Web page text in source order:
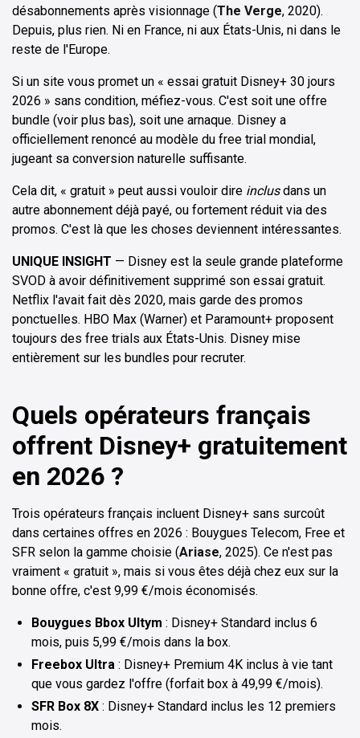
désabonnements après visionnage (The Verge, 2020).
Depuis, plus rien. Ni en France, ni aux États-Unis, ni dans le
reste de l'Europe.
Si un site vous promet un « essai gratuit Disney+ 30 jours
2026 » sans condition, méfiez-vous. C'est soit une offre
bundle (voir plus bas), soit une arnaque. Disney a
officiellement renoncé au modèle du free trial mondial,
jugeant sa conversion naturelle suffisante.
Cela dit, « gratuit » peut aussi vouloir dire inclusdans un
autre abonnement déjà payé, ou fortement réduit via des
promos. C'est là que les choses deviennent intéressantes.
UNIQUE INSIGHT — Disney est la seule grande plateforme
SVOD à avoir définitivement supprimé son essai gratuit.
Netflix l'avait fait dès 2020, mais garde des promos
ponctuelles. HBO Max (Warner) et Paramount+ proposent
toujours des free trials aux États-Unis. Disney mise
entièrement sur les bundles pour recruter.
Quels opérateurs français
offrent Disney+ gratuitement
en 2026 ?
Trois opérateurs français incluent Disney+ sans surcoût
dans certaines offres en 2026 : Bouygues Telecom, Free et
SFR selon la gamme choisie (Ariase, 2025). Ce n'est pas
vraiment « gratuit », mais si vous êtes déjà chez eux sur la
bonne offre, c'est 9,99 €/mois économisés.
Bouygues Bbox Ultym : Disney+ Standard inclus 6
mois, puis 5,99 €/mois dans la box.
Freebox Ultra : Disney+ Premium 4K inclus à vie tant
que vous gardez l'offre (forfait box à 49,99 €/mois).
SFR Box 8X : Disney+ Standard inclus les 12 premiers
mois.